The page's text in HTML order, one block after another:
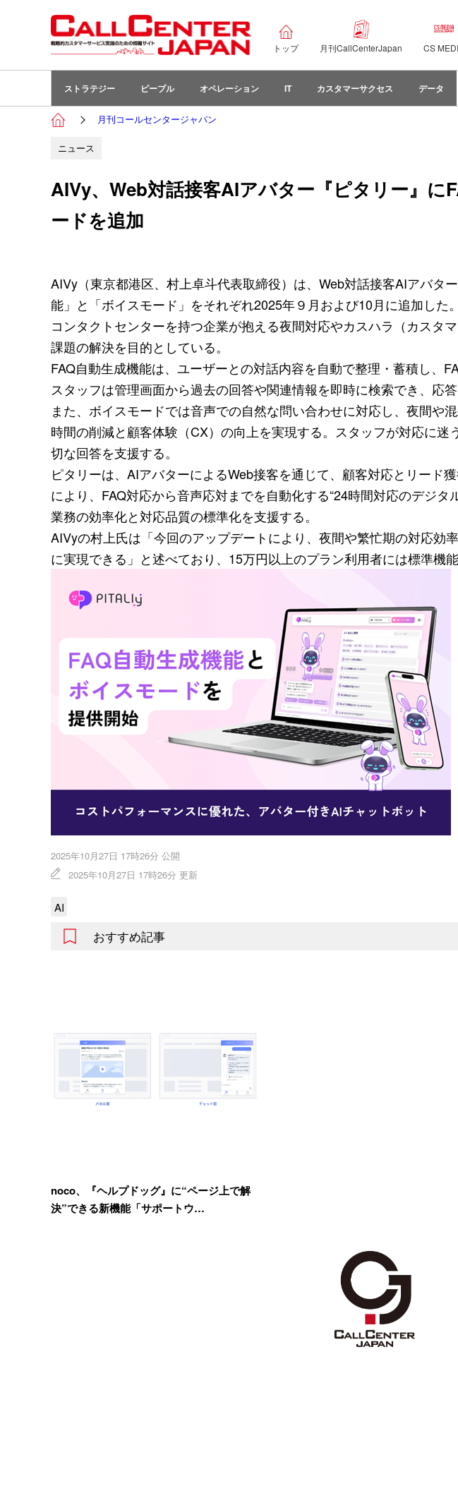
トップ 月刊CallCenterJapan CS
ストラテジー ピープル オペレーション IT カスタマーサクセス データ
月刊コールセンタージャパン
ニュース
AIVy、Web対話接客AIアバター『ピタリー』に
ードを追加
AIVy（東京都港区、村上卓斗代表取締役）は、Web対話接客AIアバタ
能」と「ボイスモード」をそれぞれ2025年９月および10月に追加した
コンタクトセンターを持つ企業が抱える夜間対応やカスハラ（カスタ
課題の解決を目的としている。
FAQ自動生成機能は、ユーザーとの対話内容を自動で整理・蓄積し、
スタッフは管理画面から過去の回答や関連情報を即時に検索でき、応
また、ボイスモードでは音声での自然な問い合わせに対応し、夜間や
時間の削減と顧客体験（CX）の向上を実現する。スタッフが対応に迷
切な回答を支援する。
ピタリーは、AIアバターによるWeb接客を通じて、顧客対応とリード
により、FAQ対応から音声応対までを自動化する“24時間対応のデジ
業務の効率化と対応品質の標準化を支援する。
AIVyの村上氏は「今回のアップデートにより、夜間や繁忙期の対応効
に実現できる」と述べており、15万円以上のプラン利用者には標準機
2025年10月27日 17時26分 公開
2025年10月27日 17時26分 更新
AI
おすすめ記事
noco、『ヘルプドッグ』に“ページ上で解
決”できる新機能「サポートウ…